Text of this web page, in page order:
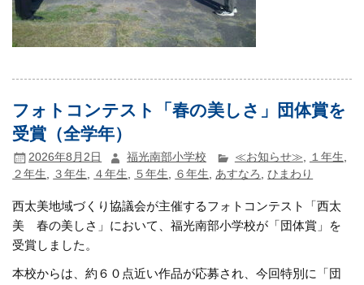
フォトコンテスト「春の美しさ」団体賞を
受賞（全学年）
2026年8月2日 福光南部小学校 ≪お知らせ≫, １年生,
２年生
３年生 ４年生 ５年生 ６年生 あすなろ ,ひまわり
西太美地域づくり協議会が主催するフォトコンテスト「西太
美 春の美しさ」において、福光南部小学校が「団体賞」を
受賞しました。
本校からは、約６０点近い作品が応募され、今回特別に「団